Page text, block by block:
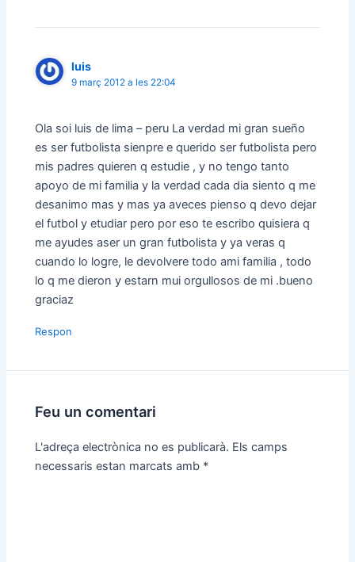
luis
9 març 2012 a les 22:04
Ola soi luis de lima – peru La verdad mi gran sueño
es ser futbolista sienpre e querido ser futbolista pero
mis padres quieren q estudie , y no tengo tanto
apoyo de mi familia y la verdad cada dia siento q me
desanimo mas y mas ya aveces pienso q devo dejar
el futbol y etudiar pero por eso te escribo quisiera q
me ayudes aser un gran futbolista y ya veras q
cuando lo logre, le devolvere todo ami familia , todo
lo q me dieron y estarn mui orgullosos de mi .bueno
graciaz
Respon
Feu un comentari
L'adreça electrònica no es publicarà. Els camps
necessaris estan marcats amb *